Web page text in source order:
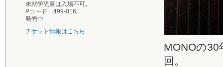
未就学児童は入場不可｡
Pコード 499-016
発売中
チケット情報はこちら
MONOの
回。